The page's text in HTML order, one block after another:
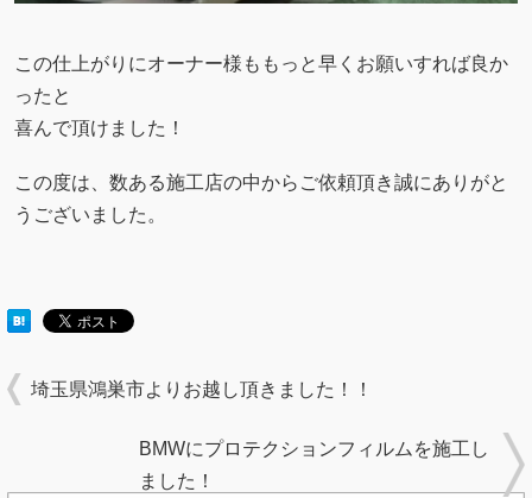
この仕上がりにオーナー様ももっと早くお願いすれば良か
ったと
喜んで頂けました！
この度は、数ある施工店の中からご依頼頂き誠にありがと
うございました。
埼玉県鴻巣市よりお越し頂きました！！
BMWにプロテクションフィルムを施工し
ました！